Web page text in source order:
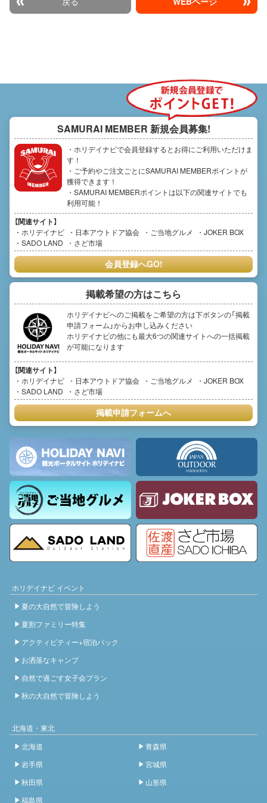
SAMURAI MEMBER 新規会員募集!
・ホリデイナビで会員登録するとお得にご利用いただけま
す！
・ご予約やご注文ごとにSAMURAI MEMBERポイントが
獲得できます！
・SAMURAI MEMBERポイントは以下の関連サイトでも
利用可能！
【関連サイト】
ホリデイナビ 日本アウトドア協会 ご当地グルメ
JOKER BOX
SADO LAND
さど市場
会員登録へGO!
掲載希望の方はこちら
ホリデイナビへのご掲載をご希望の方は下ボタンの「掲載
申請フォーム」からお申し込みください
ホリデイナビの他にも最大6つの関連サイトへの一括掲載
が可能になります
【関連サイト】
ホリデイナビ 日本アウトドア協会 ご当地グルメ
JOKER BOX
SADO LAND
さど市場
掲載申請フォームへ
ホリデイナビ イベント
夏の大自然で冒険しよう
夏割ファミリー特集
アクティビティー+宿泊パック
お洒落なキャンプ
自然で過ごす女子会プラン
秋の大自然で冒険しよう
北海道・東北
北海道
青森県
岩手県
宮城県
秋田県
山形県
福島県